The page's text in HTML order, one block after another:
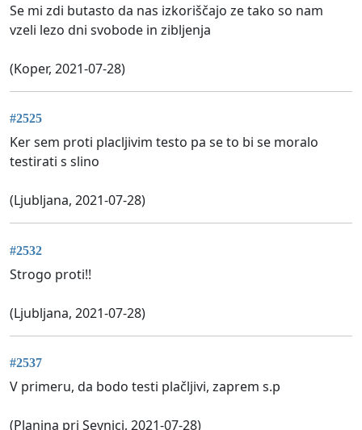
Se mi zdi butasto da nas izkoriščajo ze tako so nam
vzeli lezo dni svobode in zibljenja
(Koper, 2021-07-28)
#2525
Ker sem proti placljivim testo pa se to bi se moralo
testirati s slino
(Ljubljana, 2021-07-28)
#2532
Strogo proti!!
(Ljubljana, 2021-07-28)
#2537
V primeru, da bodo testi plačljivi, zaprem s.p
(Planina pri Sevnici, 2021-07-28)